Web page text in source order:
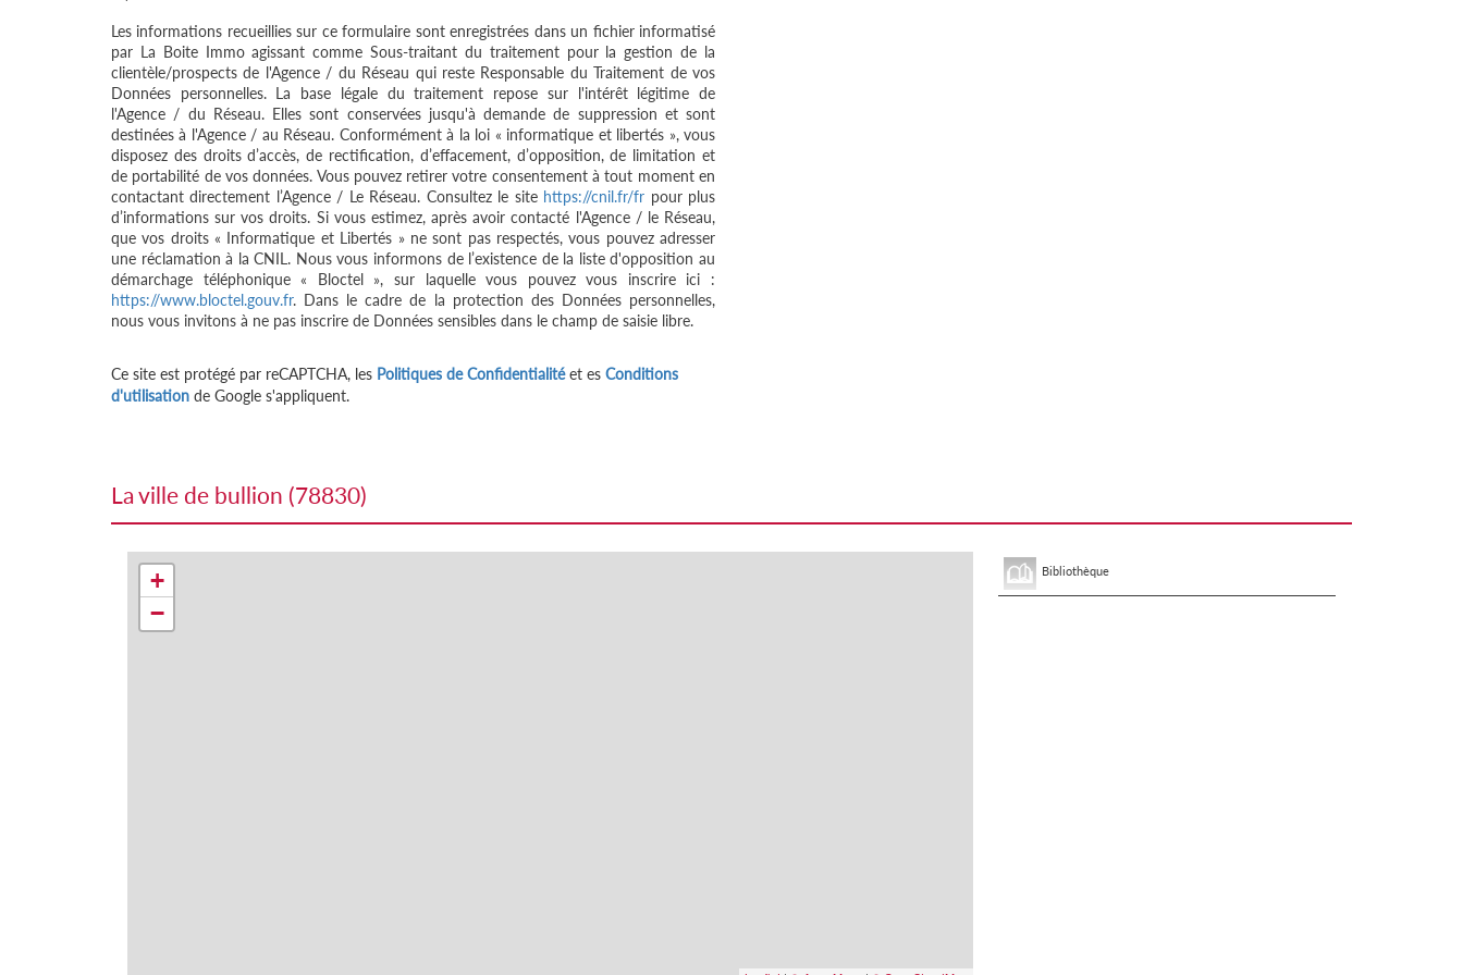
Les informations recueillies sur ce formulaire sont enregistrées dans un fichier informatisé
par La Boite Immo agissant comme Sous-traitant du traitement pour la gestion de la
clientèle/prospects de l'Agence / du Réseau qui reste Responsable du Traitement de vos
Données personnelles. La base légale du traitement repose sur l'intérêt légitime de
l'Agence / du Réseau. Elles sont conservées jusqu'à demande de suppression et sont
destinées à l'Agence / au Réseau. Conformément à la loi « informatique et libertés », vous
disposez des droits d’accès, de rectification, d’effacement, d’opposition, de limitation et
de portabilité de vos données. Vous pouvez retirer votre consentement à tout moment en
contactant directement l’Agence / Le Réseau. Consultez le site https://cnil.fr/fr pour plus
d’informations sur vos droits. Si vous estimez, après avoir contacté l'Agence / le Réseau,
que vos droits « Informatique et Libertés » ne sont pas respectés, vous pouvez adresser
une réclamation à la CNIL. Nous vous informons de l’existence de la liste d'opposition au
démarchage téléphonique « Bloctel », sur laquelle vous pouvez vous inscrire ici :
https://www.bloctel.gouv.fr. Dans le cadre de la protection des Données personnelles,
nous vous invitons à ne pas inscrire de Données sensibles dans le champ de saisie libre.
Ce site est protégé par reCAPTCHA, les Politiques de Confidentialitéet es Conditions
d'utilisation de Google s'appliquent.
la ville de bullion (78830)
+
−
Bibliothèque